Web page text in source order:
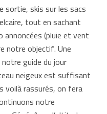
sortie, skis sur les sacs
tout en sachant
annoncées (pluie et vent
notre objectif. Une
guide du jour
neigeux est suffisant
voilà rassurés, on fera
notre